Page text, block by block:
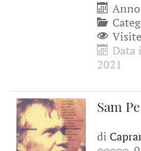
Data
2021
Sam
di